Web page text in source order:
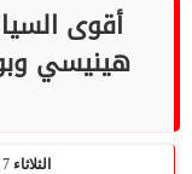
أقوى
هينيسي
الثلاثاء